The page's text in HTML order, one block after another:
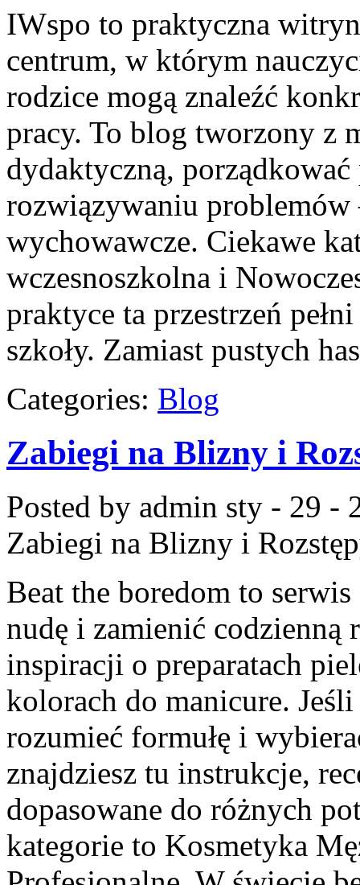
IWspo to praktyczna
centrum, w którym
rodzice mogą znaleźć
pracy. To blog tworzony z
dydaktyczną,
rozwiązywaniu problemów
wychowawcze. Ciekawe
wczesnoszkolna i
praktyce ta przestrzeń
szkoły. Zamiast pustych
Categories: Blog
Zabiegi na Blizny i
Posted by admin sty - 29 -
Zabiegi na Blizny i
Beat the boredom to
nudę i zamienić codzienną
inspiracji o preparatach
kolorach do manicure.
rozumieć formułę i
znajdziesz tu instrukcje,
dopasowane do różnych
kategorie to Kosmetyka